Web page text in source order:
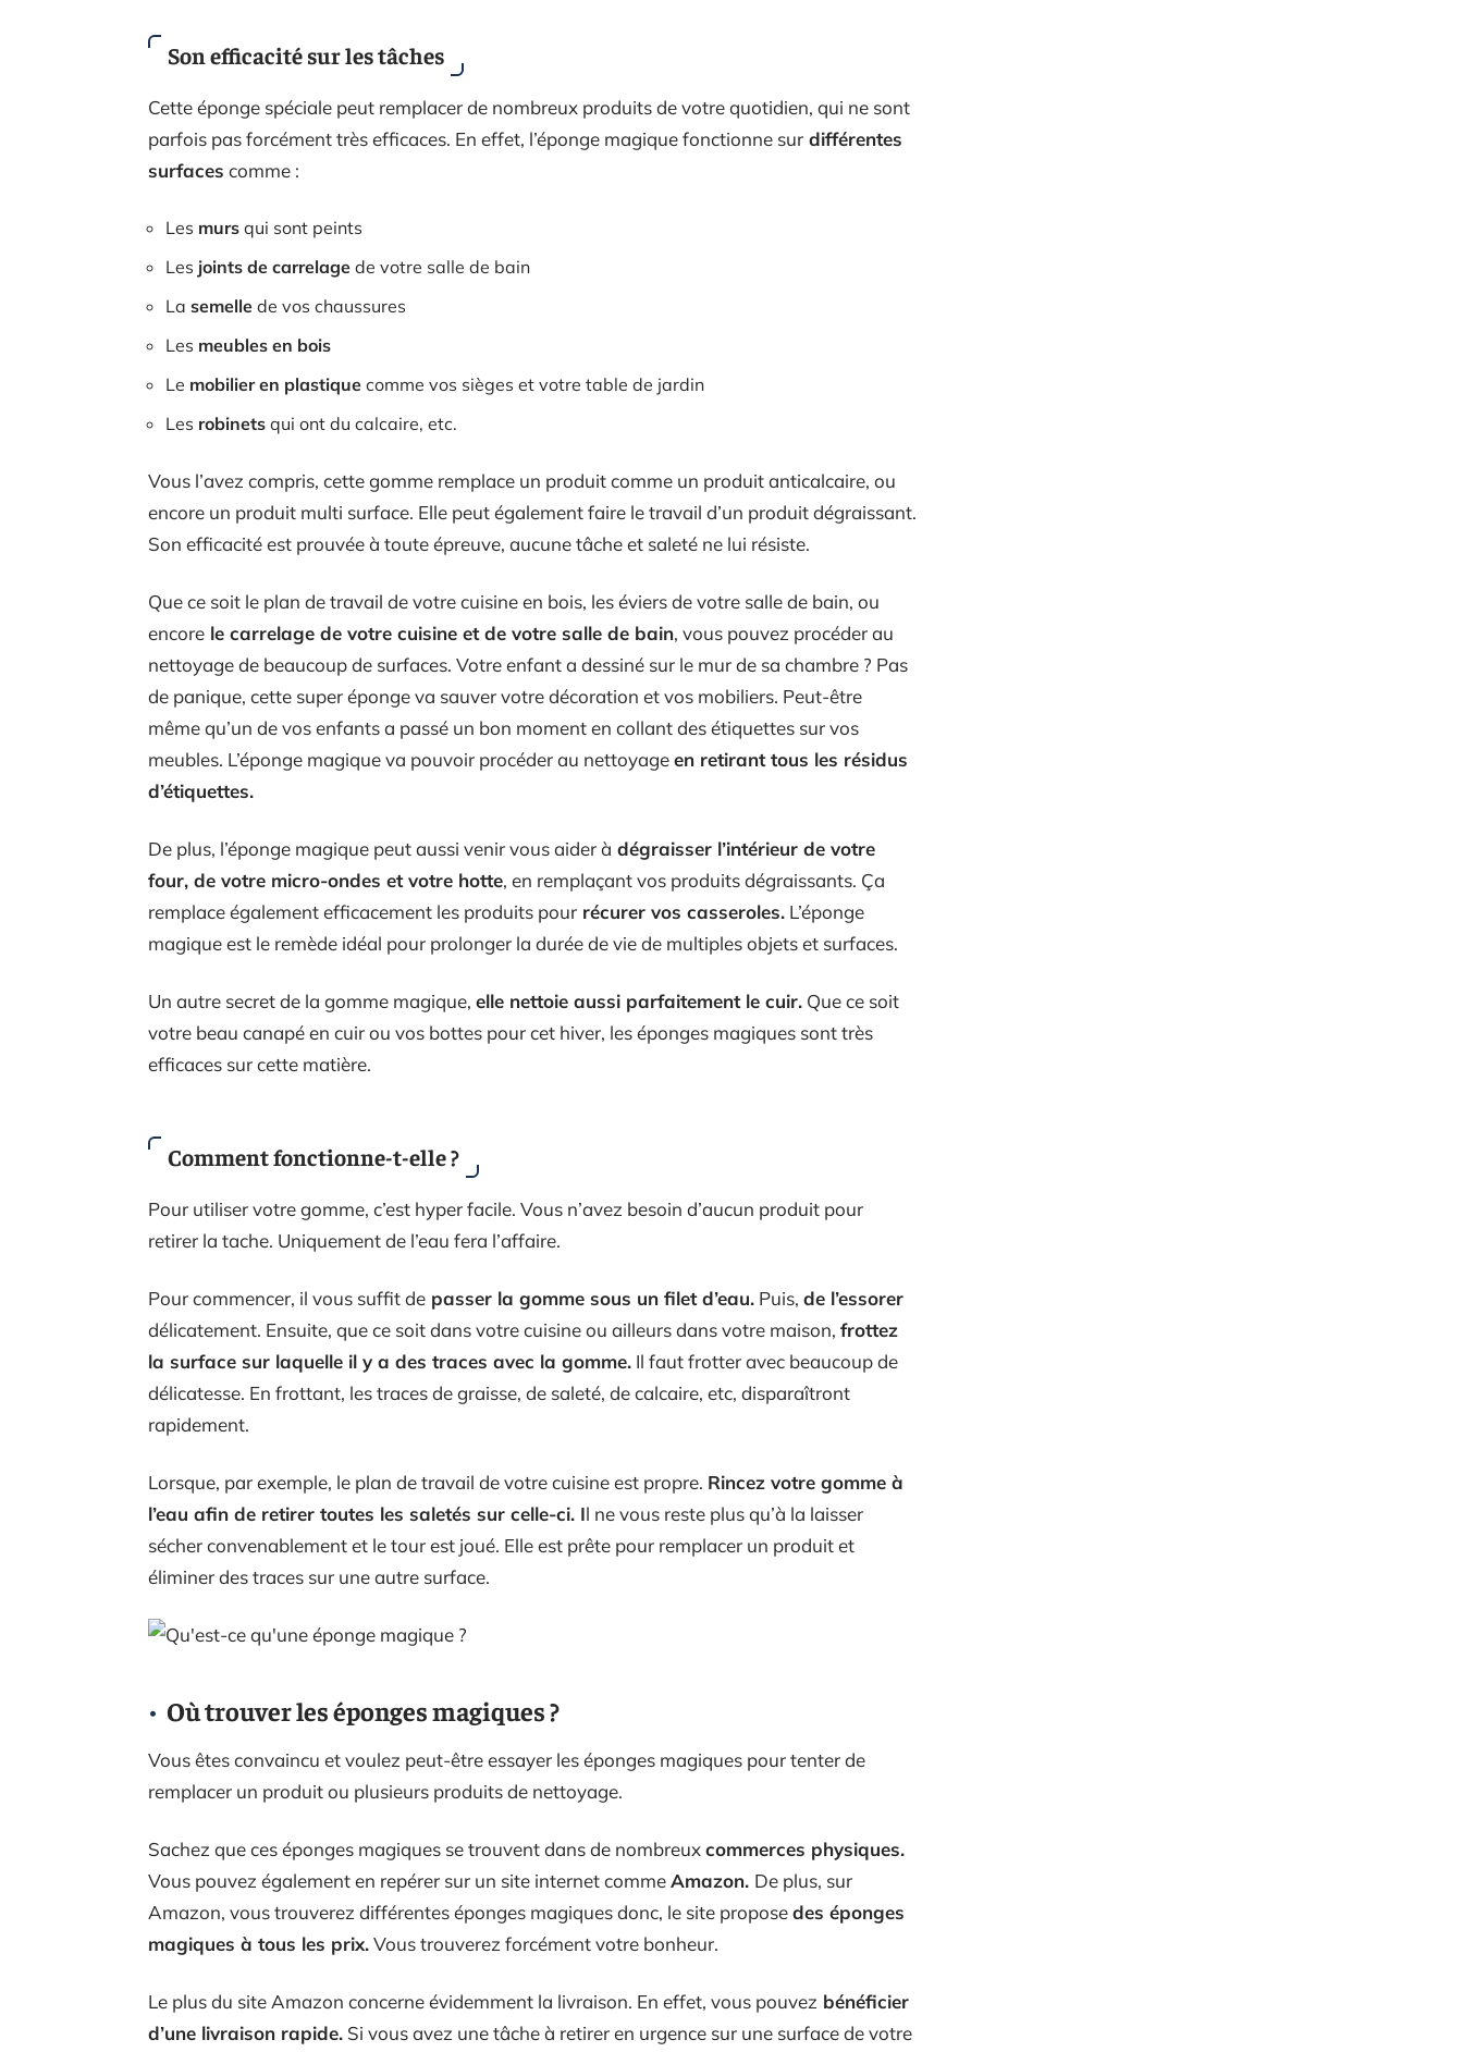
Son efficacité sur les tâches
Cette éponge spéciale peut remplacer de nombreux produits de votre quotidien, qui ne sont
parfois pas forcément très efficaces. En effet, l’éponge magique fonctionne sur différentes
surfaces comme :
Les murs qui sont peints
Les joints de carrelage de votre salle de bain
La semelle de vos chaussures
Les meubles en bois
Le mobilier en plastique comme vos sièges et votre table de jardin
Les robinets qui ont du calcaire, etc.
Vous l’avez compris, cette gomme remplace un produit comme un produit anticalcaire, ou
encore un produit multi surface. Elle peut également faire le travail d’un produit dégraissant.
Son efficacité est prouvée à toute épreuve, aucune tâche et saleté ne lui résiste.
Que ce soit le plan de travail de votre cuisine en bois, les éviers de votre salle de bain, ou
encore le carrelage de votre cuisine et de votre salle de bain, vous pouvez procéder au
nettoyage de beaucoup de surfaces. Votre enfant a dessiné sur le mur de sa chambre ? Pas
de panique, cette super éponge va sauver votre décoration et vos mobiliers. Peut-être
même qu’un de vos enfants a passé un bon moment en collant des étiquettes sur vos
meubles. L’éponge magique va pouvoir procéder au nettoyageen retirant tous les résidus
d’étiquettes.
De plus, l’éponge magique peut aussi venir vous aider à dégraisser l’intérieur de votre
four, de votre micro-ondes et votre hotte, en remplaçant vos produits dégraissants. Ça
remplace également efficacement les produits pour récurer vos casseroles. L’éponge
magique est le remède idéal pour prolonger la durée de vie de multiples objets et surfaces.
Un autre secret de la gomme magique, elle nettoie aussi parfaitement le cuir. Que ce soit
votre beau canapé en cuir ou vos bottes pour cet hiver, les éponges magiques sont très
efficaces sur cette matière.
Comment fonctionne-t-elle ?
Pour utiliser votre gomme, c’est hyper facile. Vous n’avez besoin d’aucun produit pour
retirer la tache. Uniquement de l’eau fera l’affaire.
Pour commencer, il vous suffit de passer la gomme sous un filet d’eau. Puis, de l’essorer
délicatement. Ensuite, que ce soit dans votre cuisine ou ailleurs dans votre maison, frottez
la surface sur laquelle il y a des traces avec la gomme. Il faut frotter avec beaucoup de
délicatesse. En frottant, les traces de graisse, de saleté, de calcaire, etc, disparaîtront
rapidement.
Lorsque, par exemple, le plan de travail de votre cuisine est propre. Rincez votre gomme à
l’eau afin de retirer toutes les saletés sur celle-ci. Il ne vous reste plus qu’à la laisser
sécher convenablement et le tour est joué. Elle est prête pour remplacer un produit et
éliminer des traces sur une autre surface.
Où trouver les éponges magiques ?
Vous êtes convaincu et voulez peut-être essayer les éponges magiques pour tenter de
remplacer un produit ou plusieurs produits de nettoyage.
Sachez que ces éponges magiques se trouvent dans de nombreuxcommerces physiques.
Vous pouvez également en repérer sur un site internet commeAmazon. De plus, sur
Amazon, vous trouverez différentes éponges magiques donc, le site proposedes éponges
magiques à tous les prix.Vous trouverez forcément votre bonheur.
Le plus du site Amazon concerne évidemment la livraison. En effet, vous pouvez bénéficier
d’une livraison rapide. Si vous avez une tâche à retirer en urgence sur une surface de votre